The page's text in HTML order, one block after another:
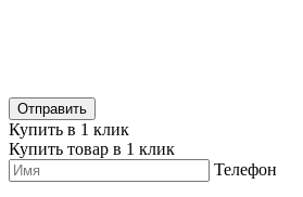
Купить в 1 клик
Купить товар в 1 клик
Телефон